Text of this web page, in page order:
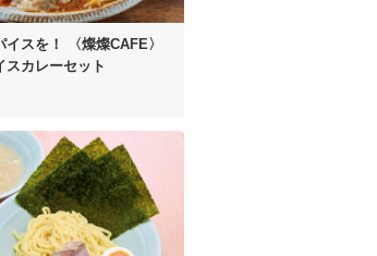
イスを！
〈燦燦CAFE〉
スカレーセット